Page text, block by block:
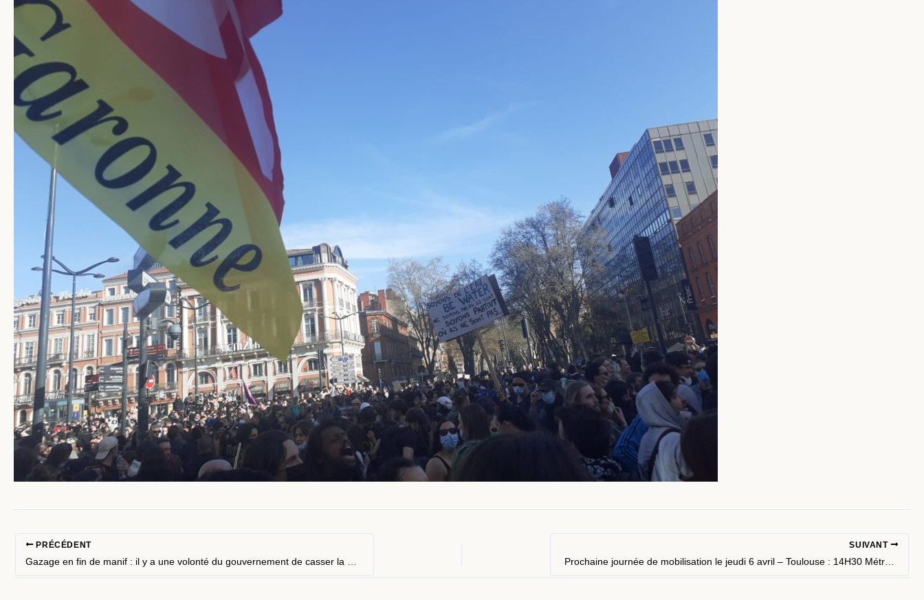
PRÉCÉDENT
Gazage en fin de manif : il y a une volonté du gouvernement de casser la dynamique !
SUIVANT
Prochaine journée de mobilisation le jeudi 6 avril – Toulouse : 14H30 Métro Jean Jaurès – Muret : 15H Allées Niel – Labège : 9H30 Urssaf rue Pierre et marie Curie – Saint Gaudens : 15h Jean-Jaures